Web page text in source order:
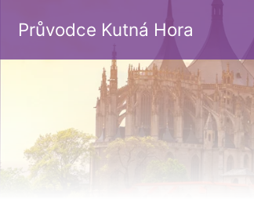
Průvodce Kutná Hora